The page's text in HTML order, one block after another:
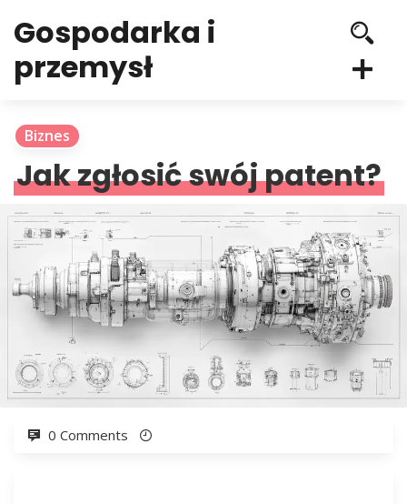
Gospodarka i
przemysł
Biznes
Jak zgłosić swój patent?
0 Comments